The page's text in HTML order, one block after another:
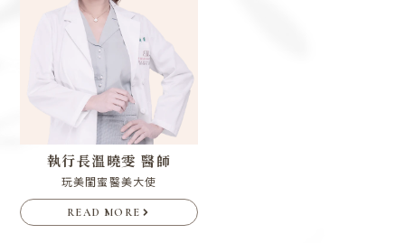
執行長溫曉雯 醫師
玩美閨蜜醫美大使
READ MORE